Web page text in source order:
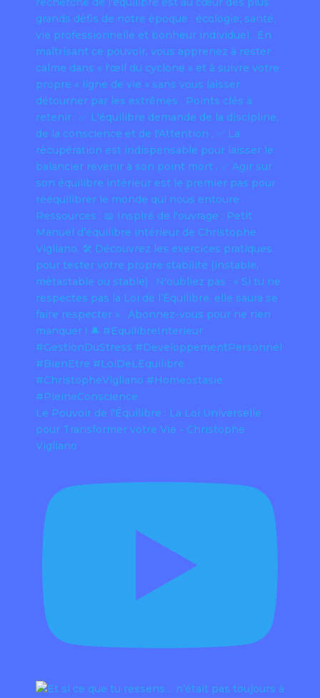
Le Pouvoir de l'Équilibre : La Loi Universelle
pour Transformer votre Vie - Christophe
Vigliano